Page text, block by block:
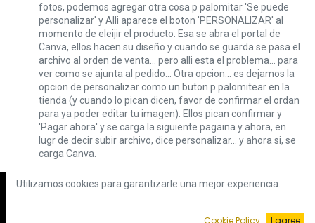
fotos, podemos agregar otra cosa p palomitar 'Se puede
personalizar' y Alli aparece el boton 'PERSONALIZAR' al
momento de eleijir el producto. Esa se abra el portal de
Canva, ellos hacen su diseño y cuando se guarda se pasa el
archivo al orden de venta... pero alli esta el problema... para
ver como se ajunta al pedido... Otra opcion... es dejamos la
opcion de personalizar como un buton p palomitear en la
tienda (y cuando lo pican dicen, favor de confirmar el ordan
para ya poder editar tu imagen). Ellos pican confirmar y
'Pagar ahora' y se carga la siguiente pagaina y ahora, en
lugr de decir subir archivo, dice personalizar... y ahora si, se
carga Canva.
Utilizamos cookies para garantizarle una mejor experiencia.
Cookie Policy I agree